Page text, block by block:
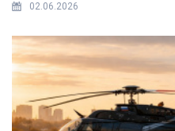
02.06.2026